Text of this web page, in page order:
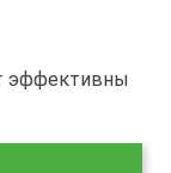
эффективны